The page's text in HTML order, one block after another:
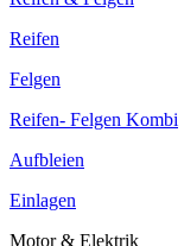
Reifen
Felgen
Reifen- Felgen Kombi
Aufbleien
Einlagen
Motor & Elektrik